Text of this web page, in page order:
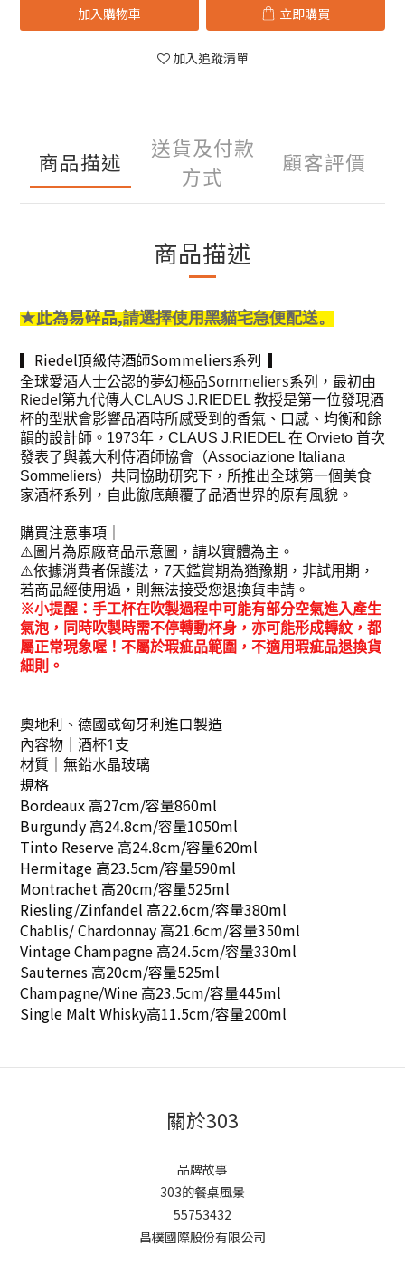
加入購物車 立即購買
加入追蹤清單
商品描述
送貨及付款
方式
顧客評價
商品描述
★此為易碎品,請選擇使用黑貓宅急便配送。
▎Riedel頂級侍酒師Sommeliers系列 ▎
全球愛酒人士公認的夢幻極品Sommeliers系列，最初由
Riedel第九代傳人CLAUS J.RIEDEL 教授是第一位發現酒
杯的型狀會影響品酒時所感受到的香氣、口感、均衡和餘
韻的設計師。1973年，CLAUS J.RIEDEL 在 Orvieto 首次
發表了與義大利侍酒師協會（Associazione Italiana
Sommeliers）共同協助研究下，所推出全球第一個美食
家酒杯系列，自此徹底顛覆了品酒世界的原有風貌。
購買注意事項｜
⚠️圖片為原廠商品示意圖，請以實體為主。
⚠️依據消費者保護法，7天鑑賞期為猶豫期，非試用期，
若商品經使用過，則無法接受您退換貨申請。
※小提醒：手工杯在吹製過程中可能有部分空氣進入產生
氣泡，同時吹製時需不停轉動杯身，亦可能形成轉紋，都
屬正常現象喔！不屬於瑕疵品範圍，不適用瑕疵品退換貨
細則。
奧地利、德國或匈牙利進口製造
內容物｜酒杯1支
材質｜無鉛水晶玻璃
規格
Bordeaux 高27cm/容量860ml
Burgundy 高24.8cm/容量1050ml
Tinto Reserve 高24.8cm/容量620ml
Hermitage 高23.5cm/容量590ml
Montrachet 高20cm/容量525ml
Riesling/Zinfandel 高22.6cm/容量380ml
Chablis/ Chardonnay 高21.6cm/容量350ml
Vintage Champagne 高24.5cm/容量330ml
Sauternes 高20cm/容量525ml
Champagne/Wine 高23.5cm/容量445ml
Single Malt Whisky高11.5cm/容量200ml
關於303
品牌故事
303的餐桌風景
55753432
昌樸國際股份有限公司